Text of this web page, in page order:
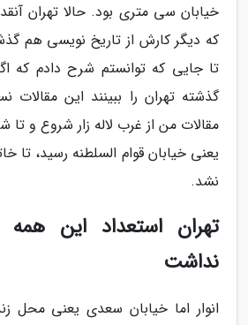
خیابان سی متری بود. حالا تهران
که دیگر کارش از تاریخ نویسی هم
تا جایی که توانستم شرح دادم که
گذشته تهران را ببینند این مقالات
مقالات من از غرب لاله زار شروع و
یعنی خیابان قوام السلطنه رسید، تا
نشد.
تهران استعداد این
نداشت
انوار اما خیابان سعدی یعنی محل